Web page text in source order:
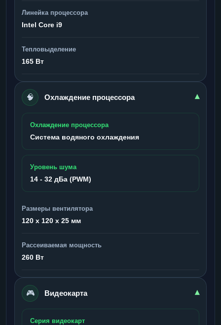
Линейка процессора
Intel Core i9
Тепловыделение
165 Вт
🧠 Охлаждение процессора ▾
Охлаждение процессора
Система водяного охлаждения
Уровень шума
14 - 32 дБа (PWM)
Размеры вентилятора
120 x 120 x 25 мм
Рассеиваемая мощность
260 Вт
🎮 Видеокарта ▾
Серия видеокарт